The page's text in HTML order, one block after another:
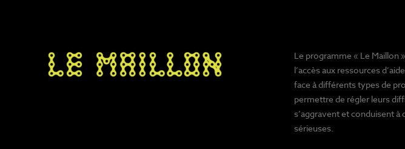
Le programme « Le Maillon
l’accès aux ressources
face à différents types de
permettre de régler leurs
s’aggravent et conduisent à
sérieuses.